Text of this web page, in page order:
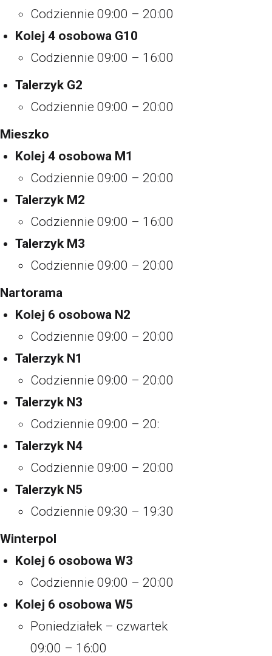
Codziennie 09:00 – 20:00
Kolej 4 osobowa G10
Codziennie 09:00 – 16:00
Talerzyk G2
Codziennie 09:00 – 20:00
Mieszko
Kolej 4 osobowa M1
Codziennie 09:00 – 20:00
Talerzyk M2
Codziennie 09:00 – 16:00
Talerzyk M3
Codziennie 09:00 – 20:00
Nartorama
Kolej 6 osobowa N2
Codziennie 09:00 – 20:00
Talerzyk N1
Codziennie 09:00 – 20:00
Talerzyk N3
Codziennie 09:00 – 20:
Talerzyk N4
Codziennie 09:00 – 20:00
Talerzyk N5
Codziennie 09:30 – 19:30
Winterpol
Kolej 6 osobowa W3
Codziennie 09:00 – 20:00
Kolej 6 osobowa W5
Poniedziałek – czwartek
09:00 – 16:00